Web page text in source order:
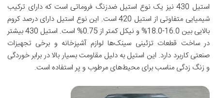
استیل 430 نیز یک نوع استیل ضدزنگ فروماتی است که دارای ترکیب
شیمیایی متفاوتی از استیل 420 است. این نوع استیل دارای درصد کروم
بالایی بین 16.0-18.0% و نیکل کمتر از 0.75% است. استیل 430 بیشتر
در ساخت قطعات تزئینی سینک‌ها لوازم آشپزخانه و برخی تجهیزات
صنعتی کاربرد دارد. این استیل به دلیل مقاومت بسیار بالا در برابر خوردگی
و زنگ زدگی مناسب برای محیط‌های مرطوب و پر استفاده است.